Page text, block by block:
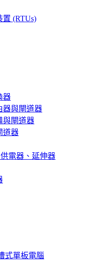
(RTUs)
器
器與閘道器
與閘道器
道器
電器、延伸器
式單板電腦